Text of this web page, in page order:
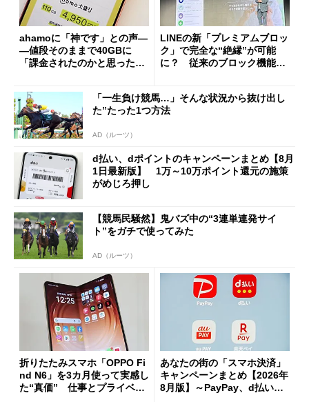
ahamoに「神です」との声―
―値段そのままで40GBに
「課金されたのかと思った」
LINEの新「プレミアムブロッ
ク」で完全な“絶縁”が可能
に？ 従来のブロック機能と
「一生負け競馬…」そんな状況から抜け出し
た”たった1つ方法
AD（ルーツ）
d払い、dポイントのキャンペーンまとめ【8月
1日最新版】 1万～10万ポイント還元の施策
がめじろ押し
【競馬民騒然】鬼バズ中の“3連単連発サイ
ト”をガチで使ってみた
AD（ルーツ）
折りたたみスマホ「OPPO Fi
nd N6」を3カ月使って実感し
た“真価” 仕事とプライベー
あなたの街の「スマホ決済」
キャンペーンまとめ【2026年
8月版】～PayPay、d払い、a